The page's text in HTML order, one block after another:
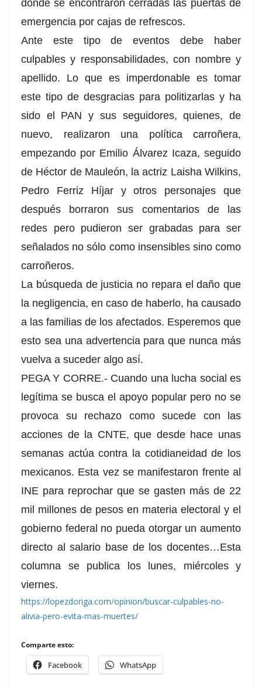
donde se encontraron cerradas las puertas de
emergencia por cajas de refrescos.
Ante este tipo de eventos debe haber
culpables y responsabilidades, con nombre y
apellido. Lo que es imperdonable es tomar
este tipo de desgracias para politizarlas y ha
sido el PAN y sus seguidores, quienes, de
nuevo, realizaron una política carroñera,
empezando por Emilio Álvarez Icaza, seguido
de Héctor de Mauleón, la actriz Laisha Wilkins,
Pedro Ferriz Híjar y otros personajes que
después borraron sus comentarios de las
redes pero pudieron ser grabadas para ser
señalados no sólo como insensibles sino como
carroñeros.
La búsqueda de justicia no repara el daño que
la negligencia, en caso de haberlo, ha causado
a las familias de los afectados. Esperemos que
esto sea una advertencia para que nunca más
vuelva a suceder algo así.
PEGA Y CORRE.- Cuando una lucha social es
legítima se busca el apoyo popular pero no se
provoca su rechazo como sucede con las
acciones de la CNTE, que desde hace unas
semanas actúa contra la cotidianeidad de los
mexicanos. Esta vez se manifestaron frente al
INE para reprochar que se gasten más de 22
mil millones de pesos en materia electoral y el
gobierno federal no pueda otorgar un aumento
directo al salario base de los docentes…Esta
columna se publica los lunes, miércoles y
viernes.
https://lopezdoriga.com/opinion/buscar-culpables-no-
alivia-pero-evita-mas-muertes/
Comparte esto:
Facebook WhatsApp